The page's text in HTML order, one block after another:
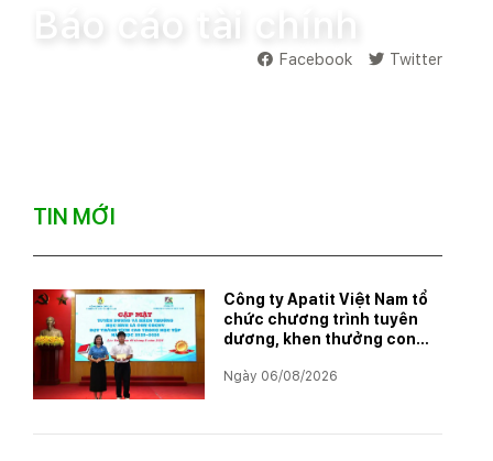
Báo cáo tài chính
Facebook Twitter
TIN MỚI
Công ty Apatit Việt Nam tổ
chức chương trình tuyên
dương, khen thưởng con
học tập xuất sắc năm học
Ngày 06/08/2026